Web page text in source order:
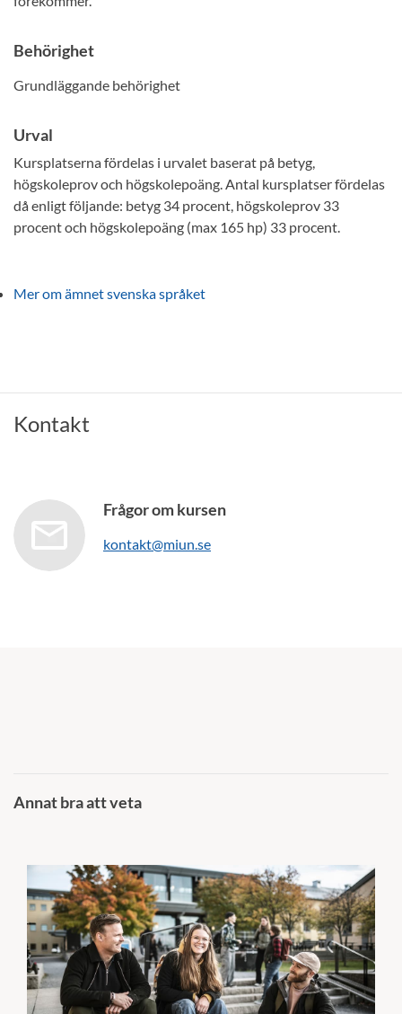
Behörighet
Grundläggande behörighet
Urval
Kursplatserna fördelas i urvalet baserat på betyg,
högskoleprov och högskolepoäng. Antal kursplatser fördelas
då enligt följande: betyg 34 procent, högskoleprov 33
procent och högskolepoäng (max 165 hp) 33 procent.
Mer om ämnet svenska språket
Kontakt
Frågor om kursen
kontakt@miun.se
Annat bra att veta